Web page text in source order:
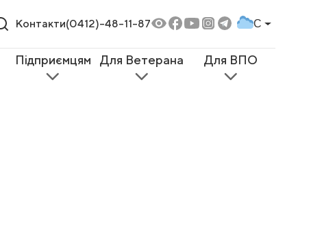
Контакти(0412)-48-11-87 C
Підприємцям Для Ветерана Для ВПО